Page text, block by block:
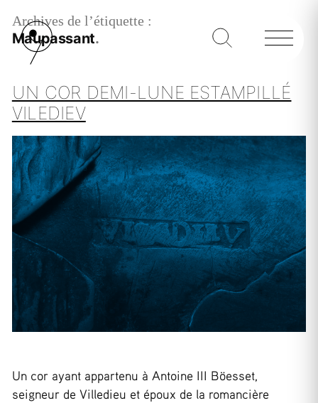
Archives de l’étiquette :
Maupassant
UN COR DEMI-LUNE ESTAMPILLÉ
VILEDIEV
Un cor ayant appartenu à Antoine III Böesset,
seigneur de Villedieu et époux de la romancière